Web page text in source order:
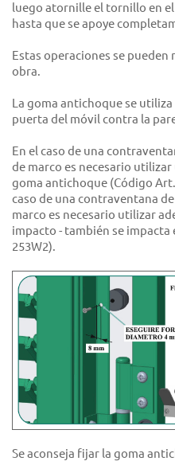
luego atornille el tornillo en
hasta que se apoye
Estas operaciones se
obra.
La goma antichoque se
puerta del móvil contra la
En el caso de una
de marco es necesario
goma antichoque (Código
caso de una contraventana
marco es necesario utilizar
impacto - también se impacta
253W2).
Se aconseja fijar la goma